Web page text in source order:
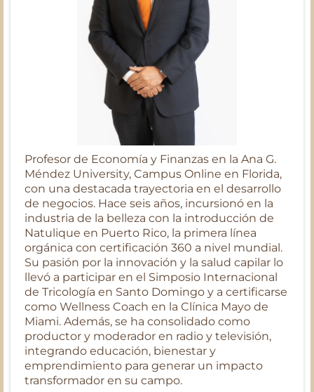
Profesor de Economía y Finanzas en la Ana G.
Méndez University, Campus Online en Florida,
con una destacada trayectoria en el desarrollo
de negocios. Hace seis años, incursionó en la
industria de la belleza con la introducción de
Natulique en Puerto Rico, la primera línea
orgánica con certificación 360 a nivel mundial.
Su pasión por la innovación y la salud capilar lo
llevó a participar en el Simposio Internacional
de Tricología en Santo Domingo y a certificarse
como Wellness Coach en la Clínica Mayo de
Miami. Además, se ha consolidado como
productor y moderador en radio y televisión,
integrando educación, bienestar y
emprendimiento para generar un impacto
transformador en su campo.